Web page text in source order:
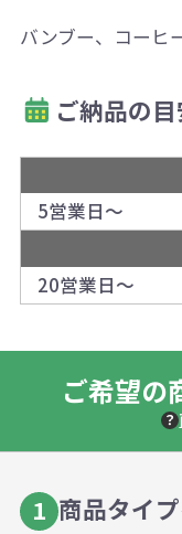
バンブー、コーヒ
ご納品の
5営業日～
20営業日～
ご希望の
1 商品タイ